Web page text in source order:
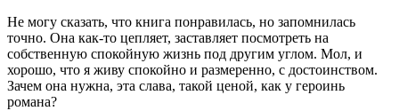
Не могу сказать, что книга понравилась, но запомнилась
точно. Она как-то цепляет, заставляет посмотреть на
собственную спокойную жизнь под другим углом. Мол, и
хорошо, что я живу спокойно и размеренно, с достоинством.
Зачем она нужна, эта слава, такой ценой, как у героинь
романа?